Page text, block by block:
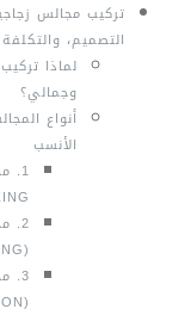
تركيب مجالس
التصميم، والتكلفة
لماذا
وجمالي؟
أنواع
الأنسب
2.
(SLIDING)
3.
(FOLDING/ACCORDION)